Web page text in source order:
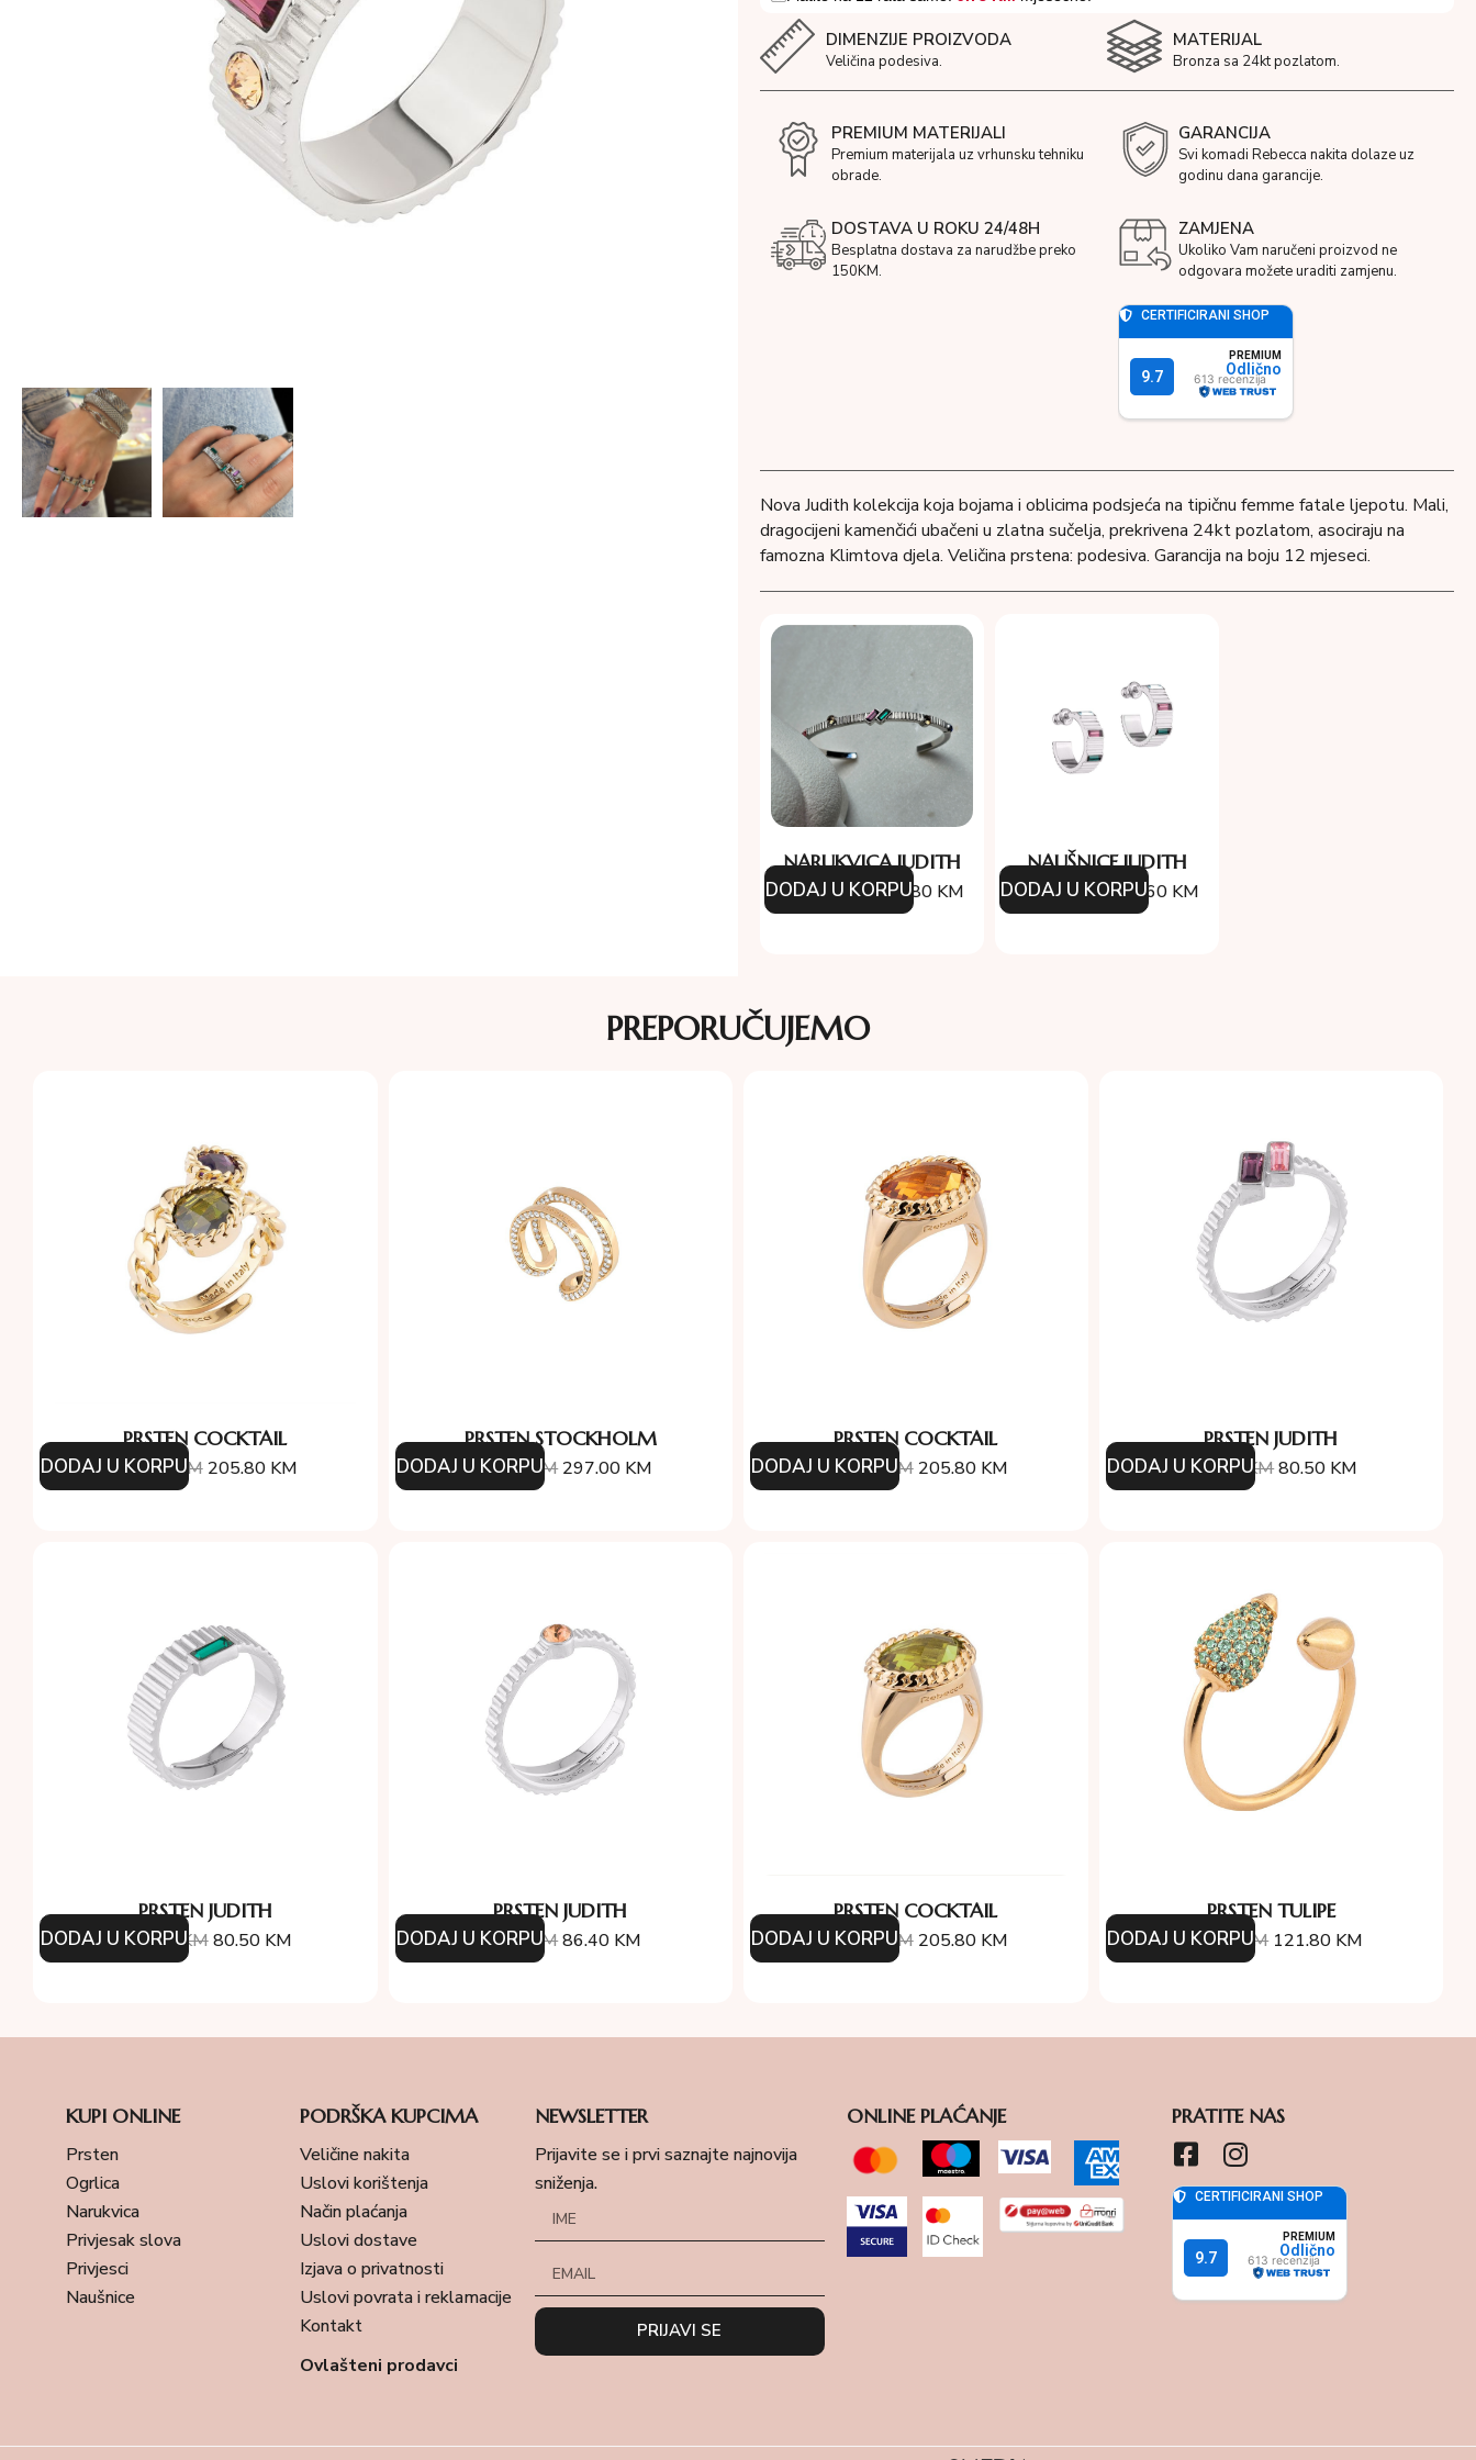
DIMENZIJE PROIZVODA
Veličina podesiva.
MATERIJAL
Bronza sa 24kt pozlatom.
PREMIUM MATERIJALI
Premium materijala uz vrhunsku tehniku
obrade.
GARANCIJA
Svi komadi Rebecca nakita dolaze uz
godinu dana garancije.
DOSTAVA U ROKU 24/48H
Besplatna dostava za narudžbe preko
150KM.
ZAMJENA
Ukoliko Vam naručeni proizvod ne
odgovara možete uraditi zamjenu.
Nova Judith kolekcija koja bojama i oblicima podsjeća na tipičnu femme fatale ljepotu. Mali,
dragocijeni kamenčići ubačeni u zlatna sučelja, prekrivena 24kt pozlatom, asociraju na
famozna Klimtova djela. Veličina prstena: podesiva. Garancija na boju 12 mjeseci.
NARUKVICA JUDITH
254.00KM 177.80 KM
DODAJ U KORPU
NAUŠNICE JUDITH
234.00KM 210.60 KM
DODAJ U KORPU
PREPORUČUJEMO
PRSTEN COCKTAIL
294.00KM 205.80 KM
DODAJ U KORPU
PRSTEN STOCKHOLM
330.00KM 297.00 KM
DODAJ U KORPU
PRSTEN COCKTAIL
294.00KM 205.80 KM
DODAJ U KORPU
PRSTEN JUDITH
115.00KM80.50 KM
DODAJ U KORPU
PRSTEN JUDITH
115.00KM80.50 KM
DODAJ U KORPU
PRSTEN JUDITH
96.00KM86.40 KM
DODAJ U KORPU
PRSTEN COCKTAIL
294.00KM 205.80 KM
DODAJ U KORPU
PRSTEN TULIPE
174.00KM 121.80 KM
DODAJ U KORPU
KUPI ONLINE
Prsten
Ogrlica
Narukvica
Privjesak slova
Privjesci
Naušnice
PODRŠKA KUPCIMA
Veličine nakita
Uslovi korištenja
Način plaćanja
Uslovi dostave
Izjava o privatnosti
Uslovi povrata i reklamacije
Kontakt
Ovlašteni prodavci
NEWSLETTER
Prijavite se i prvi saznajte najnovija
sniženja.
PRIJAVI SE
ONLINE PLAĆANJE PRATITE NAS